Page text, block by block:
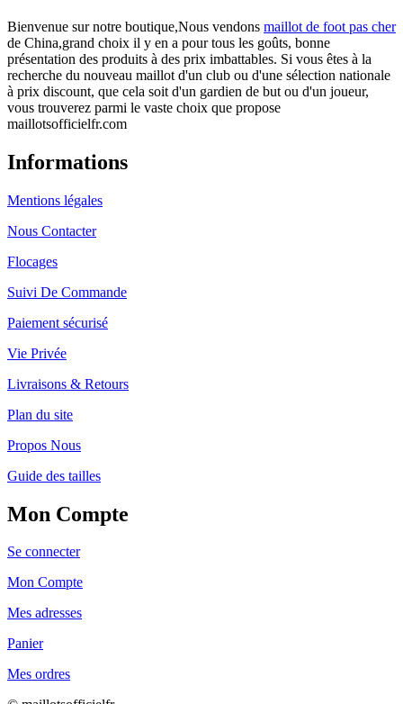
Bienvenue sur notre boutique,Nous vendons maillot de foot pas cher
de China,grand choix il y en a pour tous les goûts, bonne
présentation des produits à des prix imbattables. Si vous êtes à la
recherche du nouveau maillot d'un club ou d'une sélection nationale
à prix discount, que cela soit d'un gardien de but ou d'un joueur,
vous trouverez parmi le vaste choix que propose
maillotsofficielfr.com
Informations
Mentions légales
Nous Contacter
Flocages
Suivi De Commande
Paiement sécurisé
Vie Privée
Livraisons & Retours
Plan du site
Propos Nous
Guide des tailles
Mon Compte
Se connecter
Mon Compte
Mes adresses
Panier
Mes ordres